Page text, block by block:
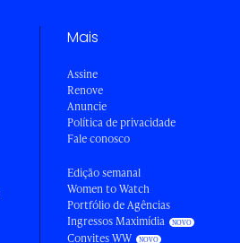
Mais
Assine
Renove
Anuncie
Política de privacidade
Fale conosco
Edição semanal
Women to Watch
Portfólio de Agências
Ingressos Maximídia
Convites WW